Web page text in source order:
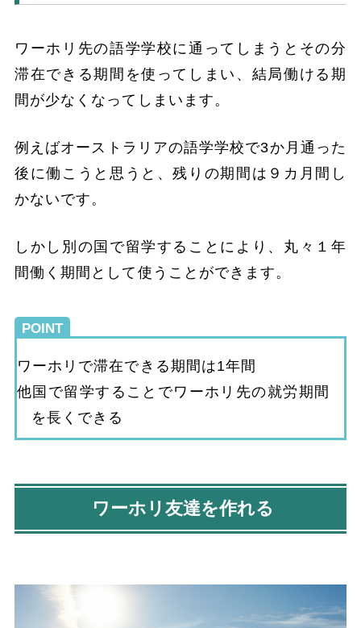
ワーホリ先の語学学校に通ってしまうとその分
滞在できる期間を使ってしまい、結局働ける期
間が少なくなってしまいます。
例えばオーストラリアの語学学校で3か月通った
後に働こうと思うと、残りの期間は９カ月間し
かないです。
しかし別の国で留学することにより、丸々１年
間働く期間として使うことができます。
POINT
ワーホリで滞在できる期間は1年間
他国で留学することでワーホリ先の就労期間
を長くできる
ワーホリ友達を作れる